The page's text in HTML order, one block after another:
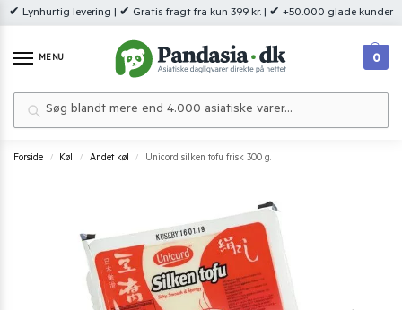
✔ Lynhurtig levering | ✔ Gratis fragt fra kun 399 kr. | ✔ +50.000 glade kunder
MENU 0
Forside / Køl / Andet køl / Unicord silken tofu frisk 300 g.